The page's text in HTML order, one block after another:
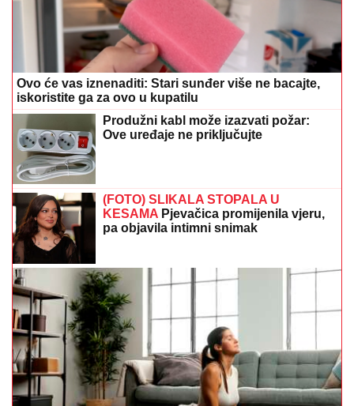
Ovo će vas iznenaditi: Stari sunđer više ne bacajte,
iskoristite ga za ovo u kupatilu
Produžni kabl može izazvati požar:
Ove uređaje ne priključujte
(FOTO) SLIKALA STOPALA U
KESAMA Pjevačica promijenila vjeru,
pa objavila intimni snimak